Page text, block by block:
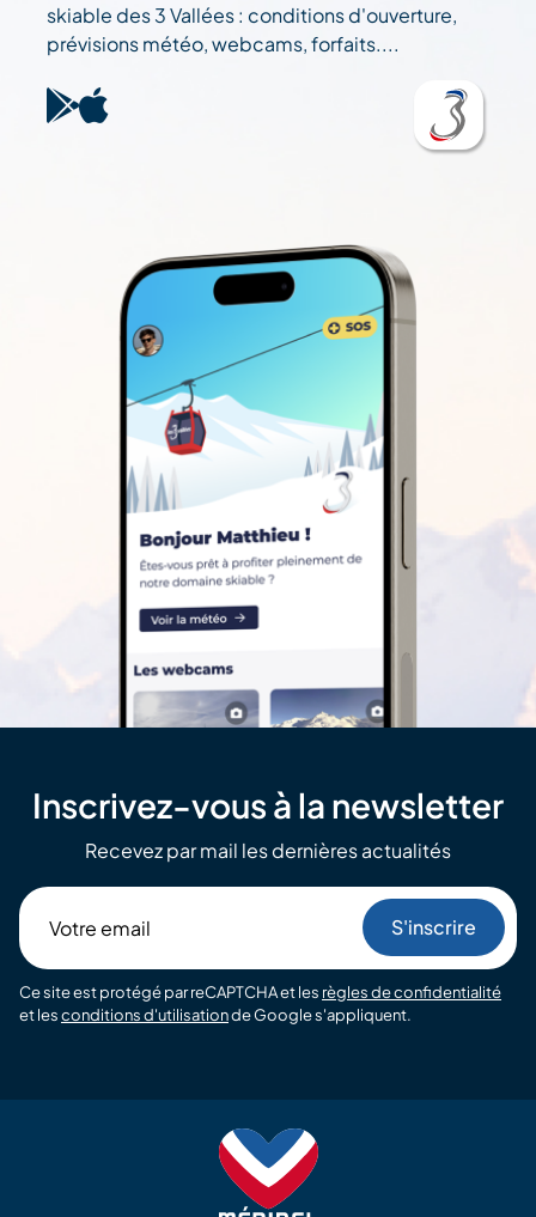
skiable des 3 Vallées : conditions d'ouverture,
prévisions météo, webcams, forfaits....
Inscrivez-vous à la newsletter
Recevez par mail les dernières actualités
email
Ce site est protégé par reCAPTCHA et les règles de confidentialité
et lesconditions d'utilisationde Google s'appliquent.